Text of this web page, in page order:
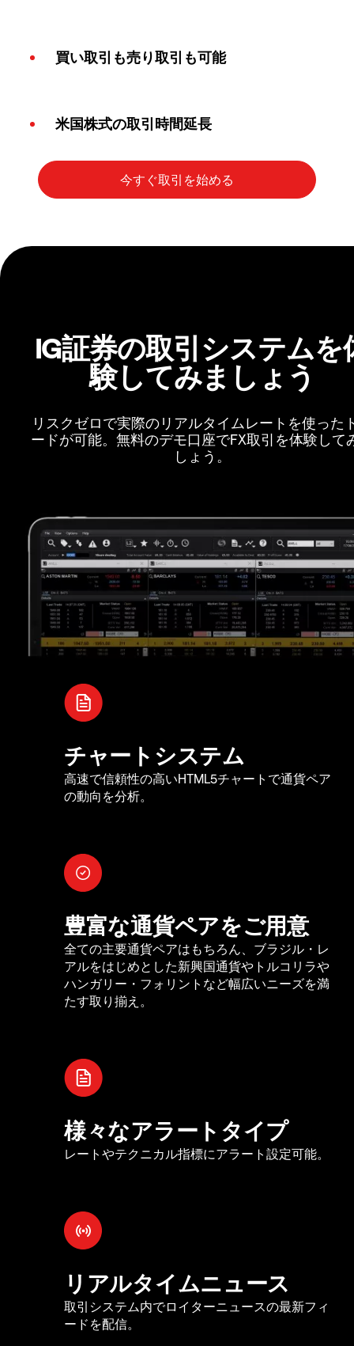
買い取引も売り取引も可能
米国株式の取引時間延長
IG証券の取引システムを
験してみましょう
リスクゼロで実際のリアルタイムレートを使った
ードが可能。無料のデモ口座でFX取引を体験して
しょう。
チャートシステム
高速で信頼性の高いHTML5チャートで通貨ペア
の動向を分析。
豊富な通貨ペアをご用意
全ての主要通貨ペアはもちろん、ブラジル・レ
アルをはじめとした新興国通貨やトルコリラや
ハンガリー・フォリントなど幅広いニーズを満
たす取り揃え。
様々なアラートタイプ
レートやテクニカル指標にアラート設定可能。
リアルタイムニュース
取引システム内でロイターニュースの最新フィ
ードを配信。